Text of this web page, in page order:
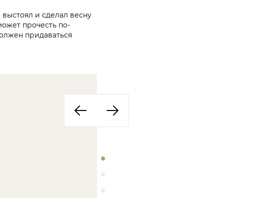
выстоял и сделал весну
прочесть по-
придаваться